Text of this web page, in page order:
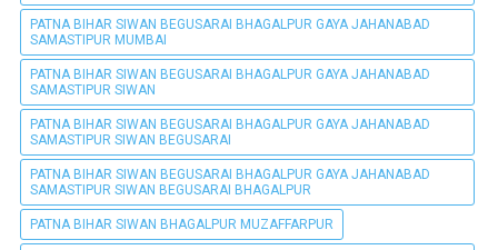
PATNA BIHAR SIWAN BEGUSARAI BHAGALPUR GAYA JAHANABAD
SAMASTIPUR MUMBAI
PATNA BIHAR SIWAN BEGUSARAI BHAGALPUR GAYA JAHANABAD
SAMASTIPUR SIWAN
PATNA BIHAR SIWAN BEGUSARAI BHAGALPUR GAYA JAHANABAD
SAMASTIPUR SIWAN BEGUSARAI
PATNA BIHAR SIWAN BEGUSARAI BHAGALPUR GAYA JAHANABAD
SAMASTIPUR SIWAN BEGUSARAI BHAGALPUR
PATNA BIHAR SIWAN BHAGALPUR MUZAFFARPUR